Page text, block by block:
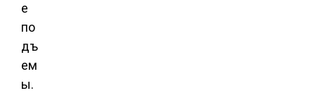
е
по
дъ
ем
ы.